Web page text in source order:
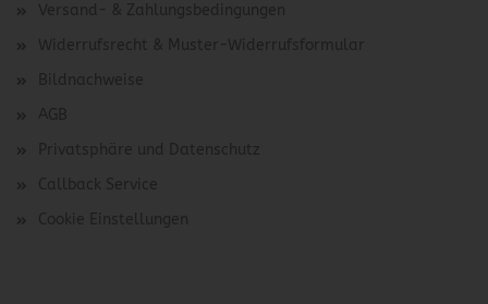
Versand- & Zahlungsbedingungen
Widerrufsrecht & Muster-Widerrufsformular
Bildnachweise
AGB
Privatsphäre und Datenschutz
Callback Service
Cookie Einstellungen